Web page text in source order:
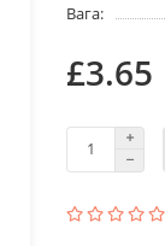
Вага:
£3.65